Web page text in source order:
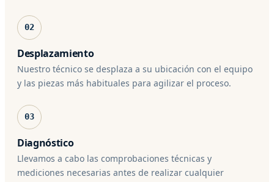
02
Desplazamiento
Nuestro técnico se desplaza a su ubicación con el equipo
y las piezas más habituales para agilizar el proceso.
03
Diagnóstico
Llevamos a cabo las comprobaciones técnicas y
mediciones necesarias antes de realizar cualquier